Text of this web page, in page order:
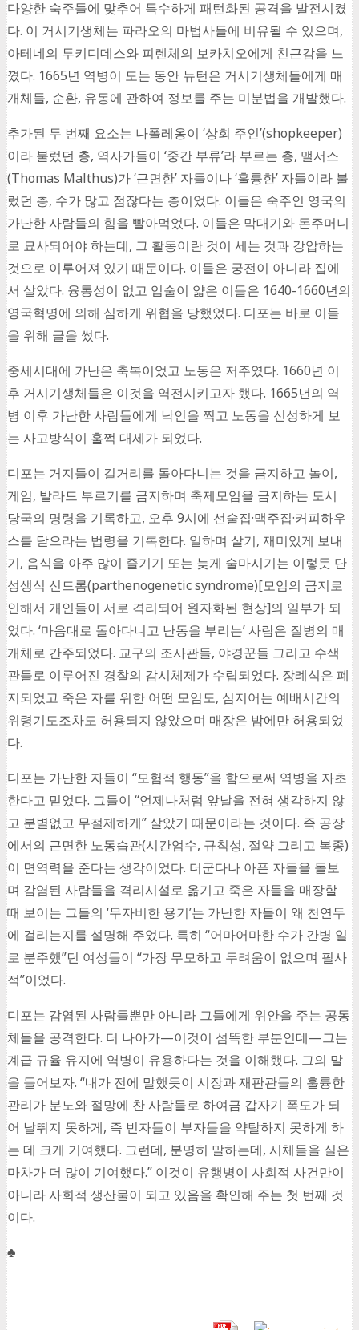
다양한 숙주들에 맞추어 특수하게 패턴화된 공격을 발전시켰
다. 이 거시기생체는 파라오의 마법사들에 비유될 수 있으며,
아테네의 투키디데스와 피렌체의 보카치오에게 친근감을 느
꼈다. 1665년 역병이 도는 동안 뉴턴은 거시기생체들에게 매
개체들, 순환, 유동에 관하여 정보를 주는 미분법을 개발했다.
추가된 두 번째 요소는 나폴레옹이 ‘상회 주인’(shopkeeper)
이라 불렀던 층, 역사가들이 ‘중간 부류’라 부르는 층, 맬서스
(Thomas Malthus)가 ‘근면한’ 자들이나 ‘훌륭한’ 자들이라 불
렀던 층, 수가 많고 점잖다는 층이었다. 이들은 숙주인 영국의
가난한 사람들의 힘을 빨아먹었다. 이들은 막대기와 돈주머니
로 묘사되어야 하는데, 그 활동이란 것이 세는 것과 강압하는
것으로 이루어져 있기 때문이다. 이들은 궁전이 아니라 집에
서 살았다. 융통성이 없고 입술이 얇은 이들은 1640-1660년의
영국혁명에 의해 심하게 위협을 당했었다. 디포는 바로 이들
을 위해 글을 썼다.
중세시대에 가난은 축복이었고 노동은 저주였다. 1660년 이
후 거시기생체들은 이것을 역전시키고자 했다. 1665년의 역
병 이후 가난한 사람들에게 낙인을 찍고 노동을 신성하게 보
는 사고방식이 훌쩍 대세가 되었다.
디포는 거지들이 길거리를 돌아다니는 것을 금지하고 놀이,
게임, 발라드 부르기를 금지하며 축제모임을 금지하는 도시
당국의 명령을 기록하고, 오후 9시에 선술집·맥주집·커피하우
스를 닫으라는 법령을 기록한다. 일하며 살기, 재미있게 보내
기, 음식을 아주 많이 즐기기 또는 늦게 술마시기는 이렇듯 단
성생식 신드롬(parthenogenetic syndrome)[모임의 금지로
인해서 개인들이 서로 격리되어 원자화된 현상]의 일부가 되
었다. ‘마음대로 돌아다니고 난동을 부리는’ 사람은 질병의 매
개체로 간주되었다. 교구의 조사관들, 야경꾼들 그리고 수색
관들로 이루어진 경찰의 감시체제가 수립되었다. 장례식은 폐
지되었고 죽은 자를 위한 어떤 모임도, 심지어는 예배시간의
위령기도조차도 허용되지 않았으며 매장은 밤에만 허용되었
다.
디포는 가난한 자들이 “모험적 행동”을 함으로써 역병을 자초
한다고 믿었다. 그들이 “언제나처럼 앞날을 전혀 생각하지 않
고 분별없고 무절제하게” 살았기 때문이라는 것이다. 즉 공장
에서의 근면한 노동습관(시간엄수, 규칙성, 절약 그리고 복종)
이 면역력을 준다는 생각이었다. 더군다나 아픈 자들을 돌보
며 감염된 사람들을 격리시설로 옮기고 죽은 자들을 매장할
때 보이는 그들의 ‘무자비한 용기’는 가난한 자들이 왜 천연두
에 걸리는지를 설명해 주었다. 특히 “어마어마한 수가 간병 일
로 분주했”던 여성들이 “가장 무모하고 두려움이 없으며 필사
적”이었다.
디포는 감염된 사람들뿐만 아니라 그들에게 위안을 주는 공동
체들을 공격한다. 더 나아가—이것이 섬뜩한 부분인데—그는
계급 규율 유지에 역병이 유용하다는 것을 이해했다. 그의 말
을 들어보자. “내가 전에 말했듯이 시장과 재판관들의 훌륭한
관리가 분노와 절망에 찬 사람들로 하여금 갑자기 폭도가 되
어 날뛰지 못하게, 즉 빈자들이 부자들을 약탈하지 못하게 하
는 데 크게 기여했다. 그런데, 분명히 말하는데, 시체들을 실은
마차가 더 많이 기여했다.” 이것이 유행병이 사회적 사건만이
아니라 사회적 생산물이 되고 있음을 확인해 주는 첫 번째 것
이다.
♣